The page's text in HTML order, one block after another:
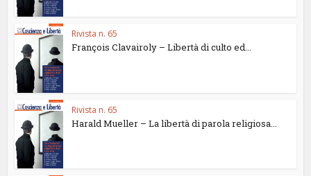
Rivista n. 65
François Clavairoly – Libertà di culto ed...
Rivista n. 65
Harald Mueller – La libertà di parola religiosa...